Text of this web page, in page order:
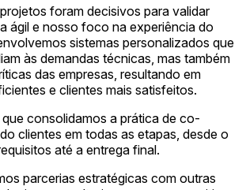
foram decisivos para validar
ágil e nosso foco na experiência do
sistemas personalizados que
às demandas técnicas, mas também
das empresas, resultando em
e clientes mais satisfeitos.
consolidamos a prática de co-
clientes em todas as etapas, desde o
até a entrega final.
parcerias estratégicas com outras